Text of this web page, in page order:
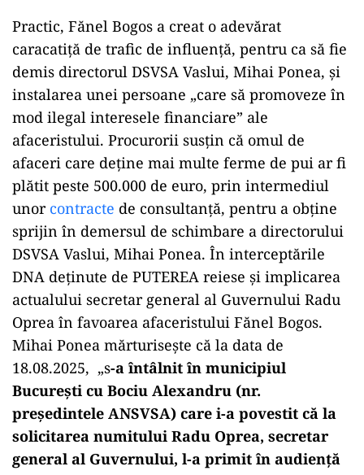
Practic, Fănel Bogos a creat o adevărat
caracatiță de trafic de influență, pentru ca să fie
demis directorul DSVSA Vaslui, Mihai Ponea, și
instalarea unei persoane „care să promoveze în
mod ilegal interesele financiare” ale
afaceristului. Procurorii susțin că omul de
afaceri care deține mai multe ferme de pui ar fi
plătit peste 500.000 de euro, prin intermediul
unor contracte de consultanță, pentru a obține
sprijin în demersul de schimbare a directorului
DSVSA Vaslui, Mihai Ponea. În interceptările
DNA deținute de PUTEREA reiese și implicarea
actualului secretar general al Guvernului Radu
Oprea în favoarea afaceristului Fănel Bogos.
Mihai Ponea mărturisește că la data de
18.08.2025, „s-a întâlnit în municipiul
București cu Bociu Alexandru (nr.
președintele ANSVSA) care i-a povestit că la
solicitarea numitului Radu Oprea, secretar
general al Guvernului, l-a primit în audiență